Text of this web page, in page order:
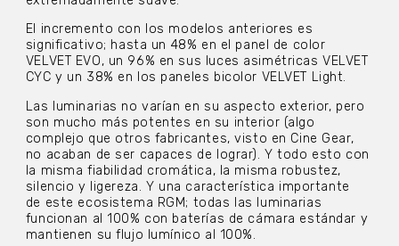
El incremento con los modelos anteriores es
significativo; hasta un 48% en el panel de color
VELVET EVO, un 96% en sus luces asimétricas VELVET
CYC y un 38% en los paneles bicolor VELVET Light.
Las luminarias no varían en su aspecto exterior, pero
son mucho más potentes en su interior (algo
complejo que otros fabricantes, visto en Cine Gear,
no acaban de ser capaces de lograr). Y todo esto con
la misma fiabilidad cromática, la misma robustez,
silencio y ligereza. Y una característica importante
de este ecosistema RGM; todas las luminarias
funcionan al 100% con baterías de cámara estándar y
mantienen su flujo lumínico al 100%.